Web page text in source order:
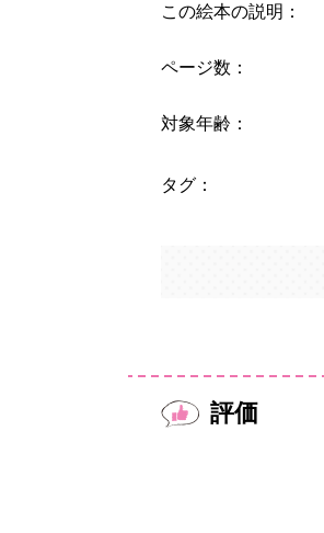
この絵本の説明：
ページ数：
対象年齢：
タグ：
評価